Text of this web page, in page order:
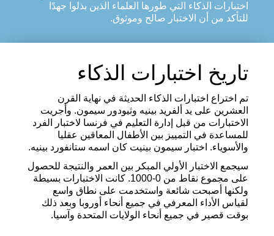
اختبارات الذكاء التي طورها العلماء الذين بذلوا جهدًا
للتأكد من أن الاختبار صالح وموثوق.
تاريخ اختبارات الذكاء
تم اختراع اختبارات الذكاء الحديثة في نهاية القرن
العشرين على يد ألفريد بينيه وثيودور سيمون. وأجريت
الاختبارات من قبل إدارة التعليم في فرنسا لاختبار الفرد
للمساعدة في التمييز بين الأطفال المعاقين عقليا
والأسوياء. اختبار سيمون بينيت كان اسمه ستانفورد بينيه.
سيجمع الاختبار الأولي المبكر بين العمر والنتيجة للحصول
على مجموع نقاط من 0-1000. كانت الاختبارات بسيطة
ولكنها أصبحت شائعة واستخدمت على نطاق واسع
لقياس الأداء المعرفي في جميع أنحاء أوروبا وبعد ذلك
بوقت قصير في جميع أنحاء الولايات المتحدة وآسيا.